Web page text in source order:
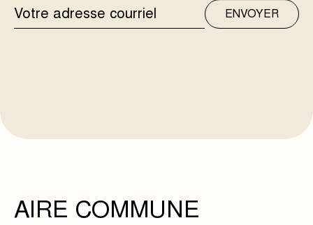
ADRESSE
COURRIEL
ENVOYER
AIRE COMMUNE